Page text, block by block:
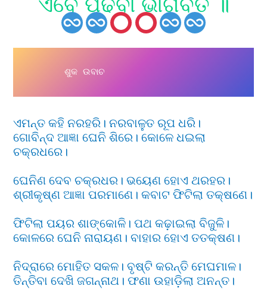
      ଶୁକ ଉବାଚ
ଏମନ୍ତ କହି ନରହରି। ନରବାଳୁତ ରୂପ ଧରି।
ଗୋବିନ୍ଦ ଆଜ୍ଞା ଘେନି ଶିରେ। କୋଳେ ଧଇଲା
ଚକ୍ରଧରେ।
ଘେନିଣ ଦେବ ଚକ୍ରଧର। ଭୟେଣ ହୋଏ ଥରହର।
ଶ୍ରୀକୃଷ୍ଣ ଆଜ୍ଞା ପରମାଣେ। କବାଟ ଫିଟିଲା ତକ୍ଷଣେ।
ଫିଟିଲା ପୟର ଶାଙ୍କୋଳି। ପଥ କଢ଼ାଇଲା ବିଜୁଳି।
କୋଳରେ ଘେନି ନାରାୟଣ। ବାହାର ହୋଏ ତତକ୍ଷଣ।
ନିଦ୍ରାରେ ମୋହିତ ସକଳ। ବୃଷ୍ଟି କରନ୍ତି ମେଘମାଳ।
ତିନ୍ତିବା ଦେଖି ଜଗନ୍ନାଥ। ଫଣା ଉହାଡ଼ିଲା ଅନନ୍ତ।